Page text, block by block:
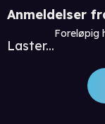
Anmeldelser
Laster...
Foreløpig